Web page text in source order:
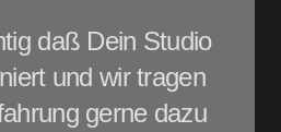
daß Dein Studio
und wir tragen
gerne dazu